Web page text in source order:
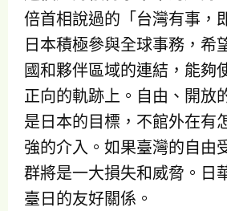
倍首相說過的「台灣有事，
日本積極參與全球事務，希
國和夥伴區域的連結，能夠
正向的軌跡上。自由、開放
是日本的目標，不館外在有
強的介入。如果臺灣的自由
群將是一大損失和威脅。日
臺日的友好關係。